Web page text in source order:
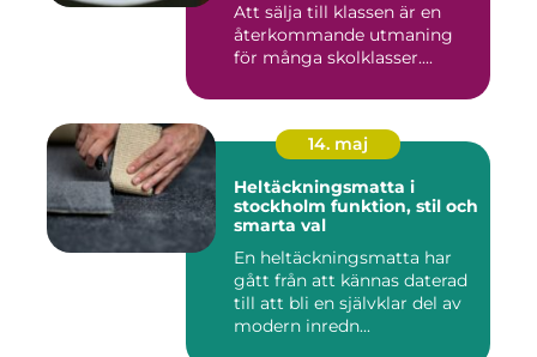
Att sälja till klassen är en
återkommande utmaning
för många skolklasser....
14. maj
Heltäckningsmatta i
stockholm funktion, stil och
smarta val
En heltäckningsmatta har
gått från att kännas daterad
till att bli en självklar del av
modern inredn...